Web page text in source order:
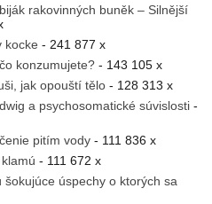
rakovinných buněk – Silnější
kocke - 241 877 x
konzumujete? - 143 105 x
jak opouští tělo - 128 313 x
a psychosomatické súvislosti -
pitím vody - 111 836 x
- 111 672 x
úspechy o ktorých sa